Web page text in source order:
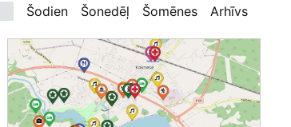
Šodien Šonedēļ Šomēnes Arhīvs